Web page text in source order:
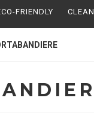
FRIENDLY